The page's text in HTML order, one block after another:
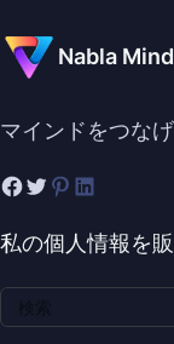
Nabla Mind
マインドをつな
私の個人情報を